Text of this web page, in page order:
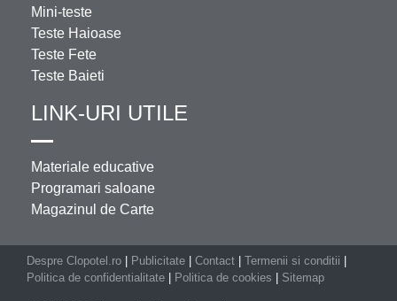
Mini-teste
Teste Haioase
Teste Fete
Teste Baieti
LINK-URI UTILE
Materiale educative
Programari saloane
Magazinul de Carte
Despre Clopotel.ro Publicitate Contact Termenii si conditii
Politica de confidentialitate
Politica de cookies Sitemap